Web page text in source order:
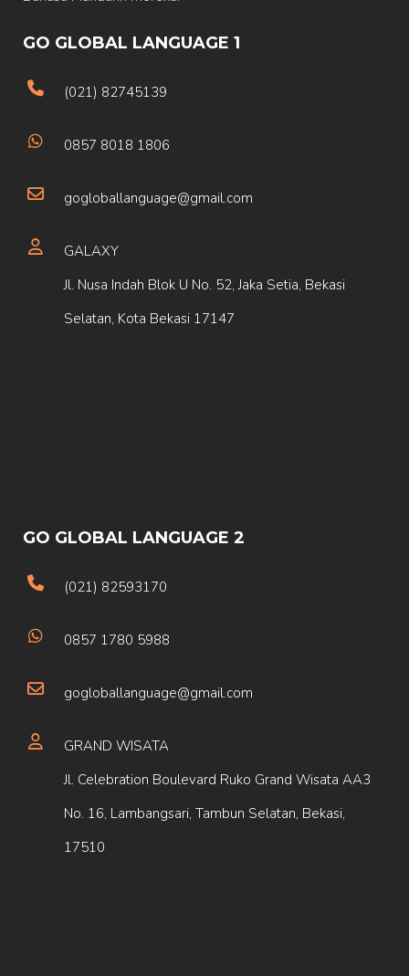
GO GLOBAL LANGUAGE 1
(021) 82745139
0857 8018 1806
gogloballanguage@gmail.com
GALAXY
Jl. Nusa Indah Blok U No. 52, Jaka Setia, Bekasi
Selatan, Kota Bekasi 17147
GO GLOBAL LANGUAGE 2
(021) 82593170
0857 1780 5988
gogloballanguage@gmail.com
GRAND WISATA
Jl. Celebration Boulevard Ruko Grand Wisata AA3
No. 16, Lambangsari, Tambun Selatan, Bekasi,
17510